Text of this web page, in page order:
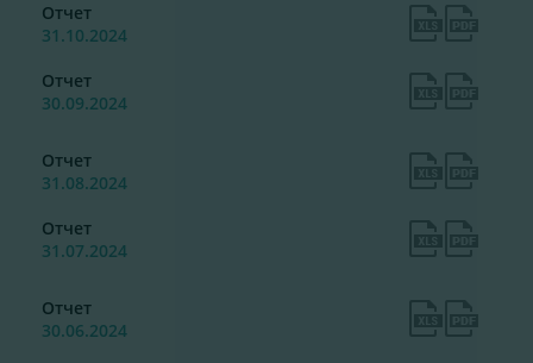
Отчет
31.10.2024
Отчет
30.09.2024
Отчет
31.08.2024
Отчет
31.07.2024
Отчет
30.06.2024